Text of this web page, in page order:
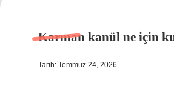
Karman kanül ne için
Tarih: Temmuz 24, 2026